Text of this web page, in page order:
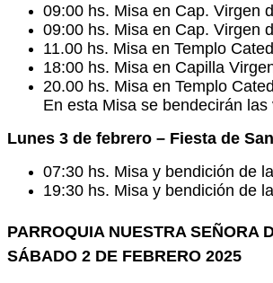
09:00 hs. Misa en Cap. Virgen
09:00 hs. Misa en Cap. Virgen
11.00 hs. Misa en Templo
18:00 hs. Misa en Capilla
20.00 hs. Misa en Templo
En esta Misa se bendecirán
Lunes 3 de febrero – Fiesta de
07:30 hs. Misa y bendición de
19:30 hs. Misa y bendición de
PARROQUIA NUESTRA SEÑORA
SÁBADO 2 DE FEBRERO 2025